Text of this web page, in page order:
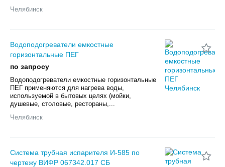
Челябинск
Водоподогреватели емкостные
горизонтальные ПЕГ
по запросу
Водоподогреватели емкостные горизонтальные
ПЕГ применяются для нагрева воды,
используемой в бытовых целях (мойки,
душевые, столовые, рестораны,...
Челябинск
Система трубная испарителя И-585 по
чертежу ВИФР 067342.017 СБ